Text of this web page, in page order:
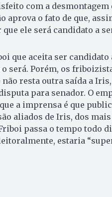
com a desmontagem
aprova o fato de que,
ele será candidato a
que aceita ser candidato
será. Porém, os
resta outra saída a
para senador. O
a imprensa é que
aliados de Iris, dos
passa o tempo todo
estaria